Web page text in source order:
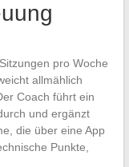
pro Woche
allmählich
Coach führt ein
und ergänzt
die über eine App
Punkte,